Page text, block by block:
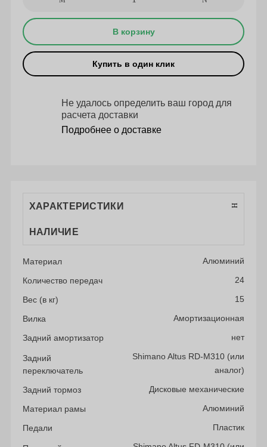
В корзину
Купить в один клик
Не удалось определить ваш город для
расчета доставки
Подробнее о доставке
ХАРАКТЕРИСТИКИ
НАЛИЧИЕ
Материал Алюминий
Количество передач 24
Вес (в кг) 15
Вилка Амортизационная
Задний амортизатор нет
Задний
переключатель
Shimano Altus RD-M310 (или
аналог)
Задний тормоз Дисковые механические
Материал рамы Алюминий
Педали Пластик